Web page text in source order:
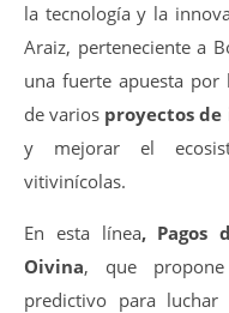
la tecnología y la
Araiz, perteneciente a
una fuerte apuesta
de varios proyectos
y mejorar el
vitivinícolas.
En esta línea, Pagos
Oivina, que
predictivo para